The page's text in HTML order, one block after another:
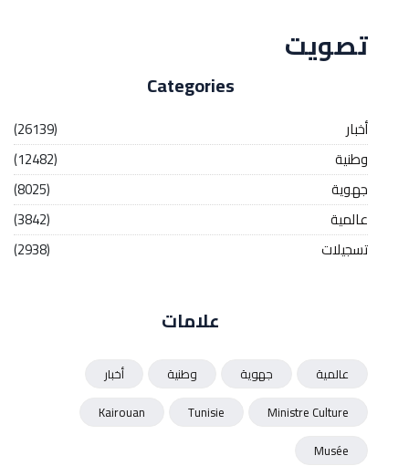
تصويت
Categories
أخبار
(26139)
وطنية
(12482)
جهوية
(8025)
عالمية
(3842)
تسجيلات
(2938)
علامات
عالمية جهوية وطنية
أخبار
Ministre Culture
Tunisie
Kairouan
Musée